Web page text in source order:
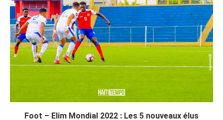
Foot – Elim Mondial 2022 : Les 5 nouveaux élus